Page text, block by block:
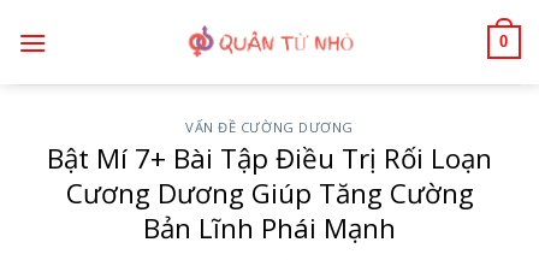
qua
0
VẤN ĐỀ CƯỜNG DƯƠNG
Bật Mí 7+ Bài Tập Điều Trị Rối Loạn
Cương Dương Giúp Tăng Cường
Bản Lĩnh Phái Mạnh